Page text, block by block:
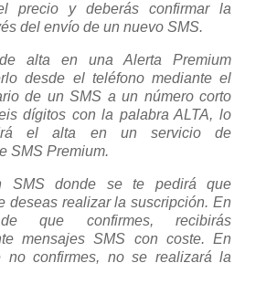
precio y deberás confirmar la
del envío de un nuevo SMS.
alta en una Alerta Premium
desde el teléfono mediante el
de un SMS a un número corto
dígitos con la palabra ALTA, lo
el alta en un servicio de
SMS Premium.
SMS donde se te pedirá que
deseas realizar la suscripción. En
que confirmes, recibirás
mensajes SMS con coste. En
no confirmes, no se realizará la